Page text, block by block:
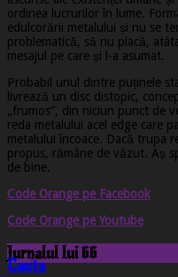
ordinea lucrurilor în lume.
edulcorării metalului și nu se
problematică, să nu placă,
mesajul pe care și l-a asumat.
Probabil unul dintre puținele
livrează un disc distopic,
„frumos”, din niciun punct de
reda metalului acel edge care
metalului încoace. Dacă trupa
propus, rămâne de văzut. Aș
de bine.
Code Orange pe Facebook
Code Orange pe Youtube
Cauta
Jurnalul lui 66